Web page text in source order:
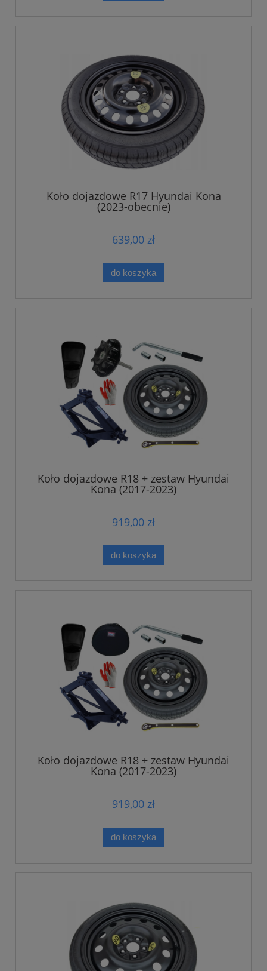
Koło dojazdowe R17 Hyundai Kona
(2023-obecnie)
639,00 zł
do koszyka
Koło dojazdowe R18 + zestaw Hyundai
Kona (2017-2023)
919,00 zł
do koszyka
Koło dojazdowe R18 + zestaw Hyundai
Kona (2017-2023)
919,00 zł
do koszyka